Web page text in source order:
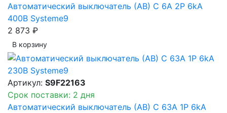
Автоматический выключатель (АВ) C 6A 2P 6kA
400В Systeme9
2 873 ₽
В корзинy
Артикул: S9F22163
Срок поставки: 2 дня
Автоматический выключатель (АВ) C 63A 1P 6kA